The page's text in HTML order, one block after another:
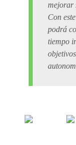
mejorar
Con
podrá
tiempo